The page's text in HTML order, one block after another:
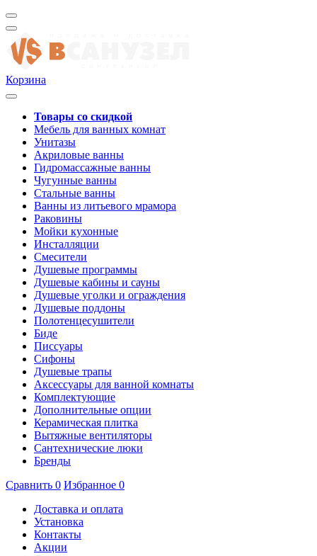
Корзина
Товары со скидкой
Мебель для ванных комнат
Унитазы
Акриловые ванны
Гидромассажные ванны
Чугунные ванны
Стальные ванны
Ванны из литьевого мрамора
Раковины
Мойки кухонные
Инсталляции
Смесители
Душевые программы
Душевые кабины и сауны
Душевые уголки и ограждения
Душевые поддоны
Полотенцесушители
Биде
Писсуары
Сифоны
Душевые трапы
Аксессуары для ванной комнаты
Комплектующие
Дополнительные опции
Керамическая плитка
Вытяжные вентиляторы
Сантехнические люки
Бренды
Сравнить 0 Избранное 0
Доставка и оплата
Установка
Контакты
Акции